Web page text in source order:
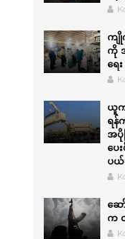
ကျို
ကို
ရေ
ယူက
ရန်
အပို
ပေ
ပယ်
ဆေ
က